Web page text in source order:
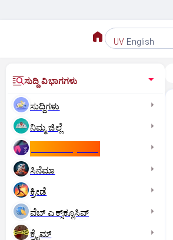
UV English
ಸುದ್ದಿ ವಿಭಾಗಗಳು
ಸುದ್ದಿಗಳು
ನಿಮ್ಮ ಜಿಲ್ಲೆ
ಸಿನೆಮಾ
ಕ್ರೀಡೆ
ವೆಬ್ ಎಕ್ಸ್‌ಕ್ಲೂಸಿವ್
ಕ್ರೈಮ್